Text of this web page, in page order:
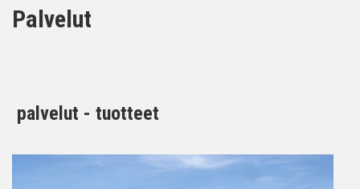
Palvelut
palvelut - tuotteet